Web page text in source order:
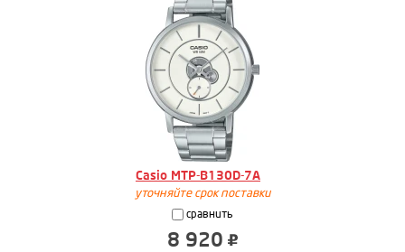
Casio MTP-B130D-7A
уточняйте срок поставки
сравнить
8 920